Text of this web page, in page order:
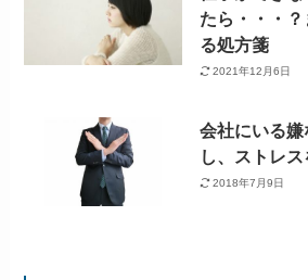
たら・・・
る処方箋
2021年12月6日
会社にいる
し、ストレ
2018年7月9日